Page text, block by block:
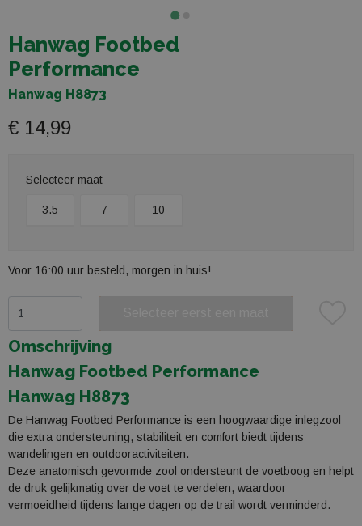
Hanwag Footbed
Performance
Hanwag H8873
€ 14,99
Selecteer maat
3.5 7 10
Voor 16:00 uur besteld, morgen in huis!
Omschrijving
Hanwag Footbed Performance
Hanwag H8873
De Hanwag Footbed Performance is een hoogwaardige inlegzool
die extra ondersteuning, stabiliteit en comfort biedt tijdens
wandelingen en outdooractiviteiten.
Deze anatomisch gevormde zool ondersteunt de voetboog en helpt
de druk gelijkmatig over de voet te verdelen, waardoor
vermoeidheid tijdens lange dagen op de trail wordt verminderd.